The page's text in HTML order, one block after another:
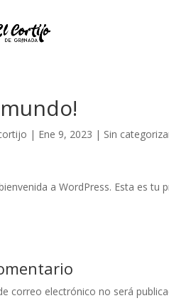
| Ene 9, 2023 | Sin
a WordPress. Esta es tu
correo electrónico no será